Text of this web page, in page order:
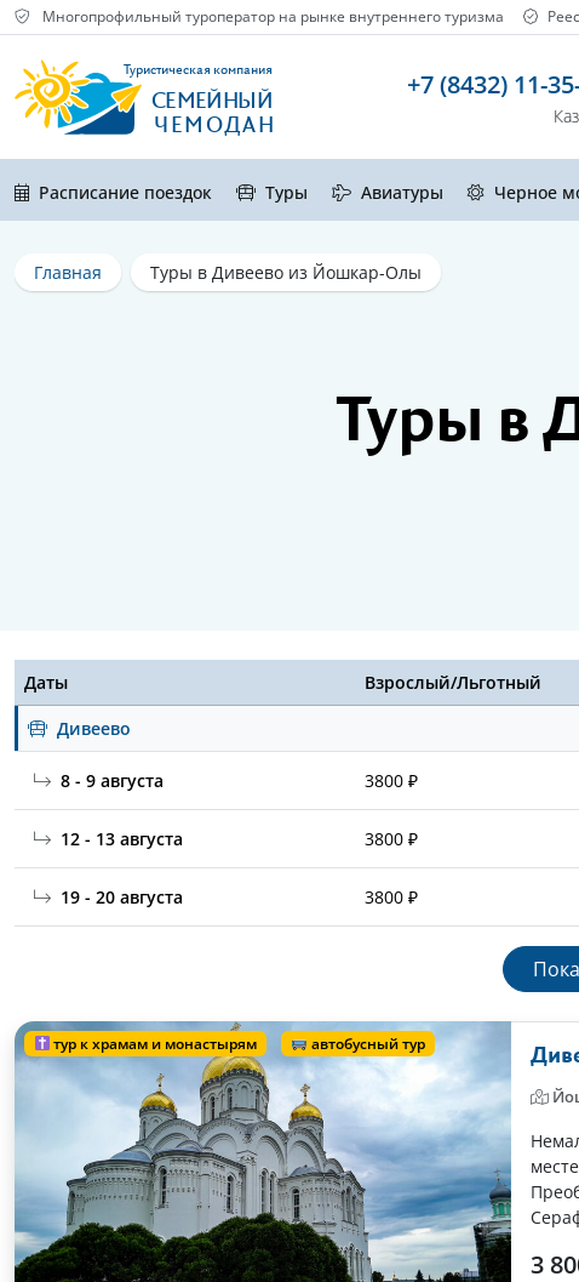
Многопрофильный туроператор на рынке внутреннего туризма
Туристическая компания
СЕМЕЙНЫЙ
ЧЕМОДАН
+7 (8432) 11-
Расписание поездок Туры Авиатуры Черное
Главная Туры в Дивеево из Йошкар-Олы
Туры в
Даты Взрослый/Льготный
Дивеево
8 - 9 августа 3800 ₽
12 - 13 августа 3800 ₽
19 - 20 августа 3800 ₽
тур к храмам и монастырям автобусный тур
3